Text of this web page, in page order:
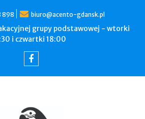
898 biuro@acento-gdansk.pl
grupy podstawowej - wtorki
i czwartki 18:00